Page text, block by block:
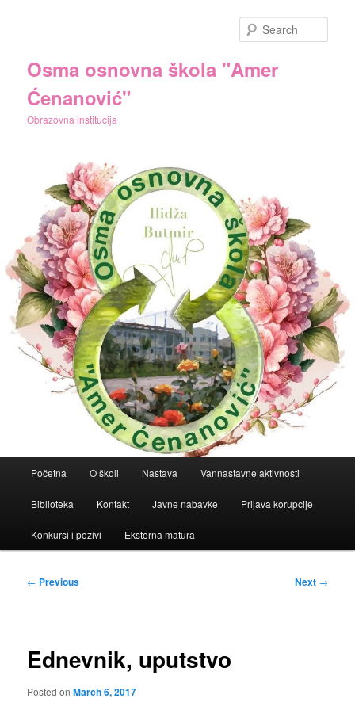
Osma osnovna škola "Amer
Ćenanović"
Obrazovna institucija
Početna O školi Nastava Vannastavne aktivnosti
Biblioteka Kontakt Javne nabavke Prijava korupcije
Konkursi i pozivi Eksterna matura
Post
← Previous Next →
Ednevnik, uputstvo
Posted onMarch 6, 2017